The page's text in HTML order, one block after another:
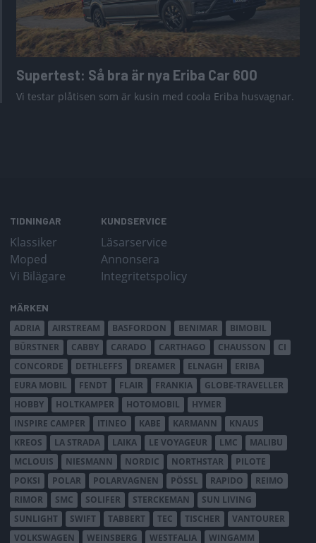
Supertest: Så bra är nya Eriba Car 600
Vi testar plåtisen som är kusin med coola Eriba husvagnar.
TIDNINGAR
Klassiker
Moped
Vi Bilägare
KUNDSERVICE
Läsarservice
Annonsera
Integritetspolicy
MÄRKEN
ADRIA
AIRSTREAM BASFORDON BENIMAR
BIMOBIL
BÜRSTNER
CABBY CARADO CARTHAGO CHAUSSON
CI
CONCORDE
DETHLEFFS DREAMER ELNAGH
ERIBA
EURA MOBIL
FENDT FLAIR FRANKIA
GLOBE-TRAVELLER
HOBBY
HOLTKAMPER HOTOMOBIL
HYMER
INSPIRE CAMPER
ITINEO KABE KARMANN
KNAUS
KREOS
LA STRADA LAIKA LE VOYAGEUR LMC
MALIBU
MCLOUIS
NIESMANN NORDIC NORTHSTAR
PILOTE
POKSI
POLAR POLARVAGNEN PÖSSL RAPIDO
REIMO
RIMOR
SMC SOLIFER STERCKEMAN
SUN LIVING
SUNLIGHT
SWIFT TABBERT TEC TISCHER
VANTOURER
VOLKSWAGEN
WEINSBERG WESTFALIA WINGAMM